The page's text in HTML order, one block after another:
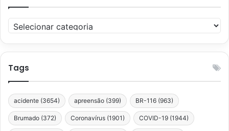
Categorias
Tags
acidente (3654) apreensão (399) BR-116 (963)
Brumado (372) Coronavírus (1901) COVID-19 (1944)